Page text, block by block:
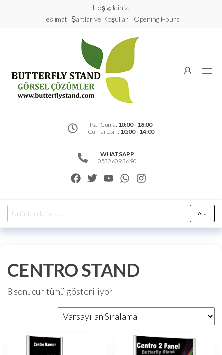
Hoş geldiniz.
Teslimat |Şartlar ve Koşullar | Opening Hours
Görsel
Pzt- Cuma: 10:00 - 18:00
Cumartesi - : 10:00 - 14:00
WHATSAPP
0532 609 36 90
Ara
CENTRO STAND
8 sonucun tümü gösteriliyor